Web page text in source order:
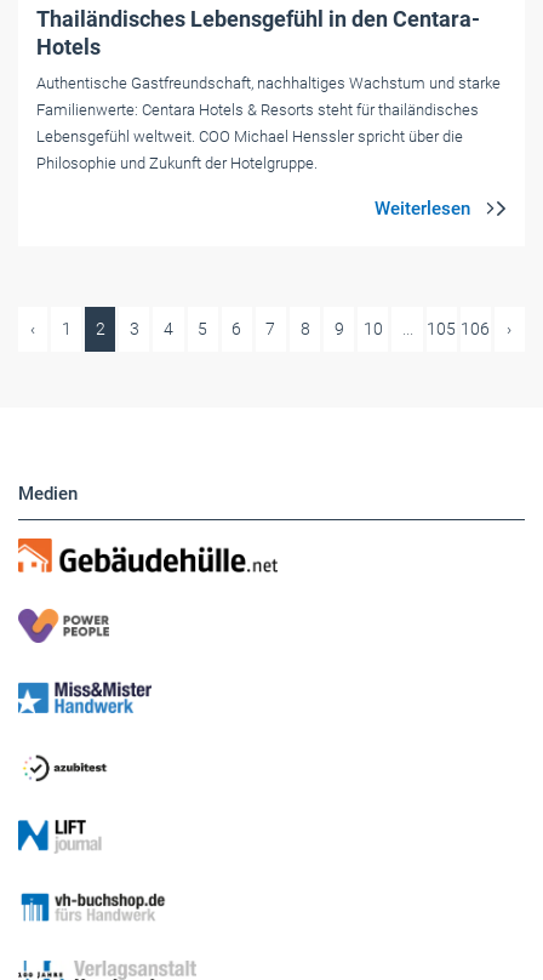
Thailändisches Lebensgefühl in den Centara-
Hotels
Authentische Gastfreundschaft, nachhaltiges Wachstum und starke
Familienwerte: Centara Hotels & Resorts steht für thailändisches
Lebensgefühl weltweit. COO Michael Henssler spricht über die
Philosophie und Zukunft der Hotelgruppe.
‹ 1 2 3 4 5 6 7 8 9 10 ... 105 106 ›
Medien